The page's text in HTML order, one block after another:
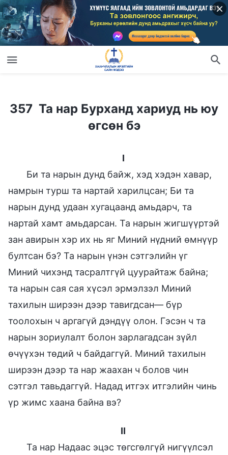
357 Та нар Бурханд хариуд нь юу өгсөн бэ
357 Та нар Бурханд хариуд нь юу
өгсөн бэ
I
Би та нарын дунд байж, хэд хэдэн хавар,
намрын турш та нартай харилцсан; Би та
нарын дунд удаан хугацаанд амьдарч, та
нартай хамт амьдарсан. Та нарын жигшүүртэй
зан авирын хэр их нь яг Миний нүдний өмнүүр
бултсан бэ? Та нарын үнэн сэтгэлийн үг
Миний чихэнд тасралтгүй цуурайтаж байна;
та нарын сая сая хүсэл эрмэлзэл Миний
тахилын ширээн дээр тавигдсан— бүр
тоолохын ч аргагүй дэндүү олон. Гэсэн ч та
нарын зориулалт болон зарлагадсан зүйл
өчүүхэн төдий ч байдаггүй. Миний тахилын
ширээн дээр та нар жаахан ч болов чин
сэтгэл тавьдаггүй. Надад итгэх итгэлийн чинь
үр жимс хаана байна вэ?
II
Та нар Надаас эцэс төгсгөлгүй нигүүлсэл